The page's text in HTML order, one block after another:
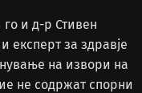
го и д-р Стивен
експерт за здравје
на извори на
не содржат спорни